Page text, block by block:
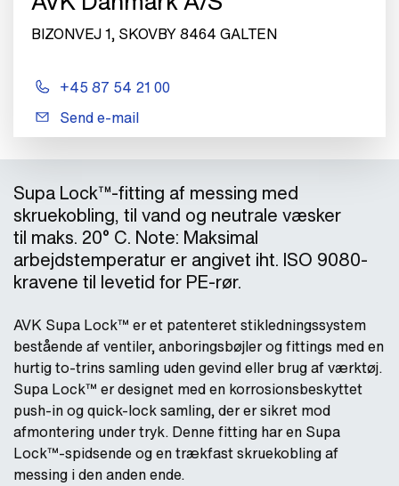
BIZONVEJ 1, SKOVBY 8464 GALTEN
+45 87 54 21 00
Send e-mail
Supa Lock™-fitting af messing med
skruekobling, til vand og neutrale væsker
til maks. 20° C. Note: Maksimal
arbejdstemperatur er angivet iht. ISO 9080-
kravene til levetid for PE-rør.
AVK Supa Lock™ er et patenteret stikledningssystem
bestående af ventiler, anboringsbøjler og fittings med en
hurtig to-trins samling uden gevind eller brug af værktøj.
Supa Lock™ er designet med en korrosionsbeskyttet
push-in og quick-lock samling, der er sikret mod
afmontering under tryk. Denne fitting har en Supa
Lock™-spidsende og en trækfast skruekobling af
messing i den anden ende.